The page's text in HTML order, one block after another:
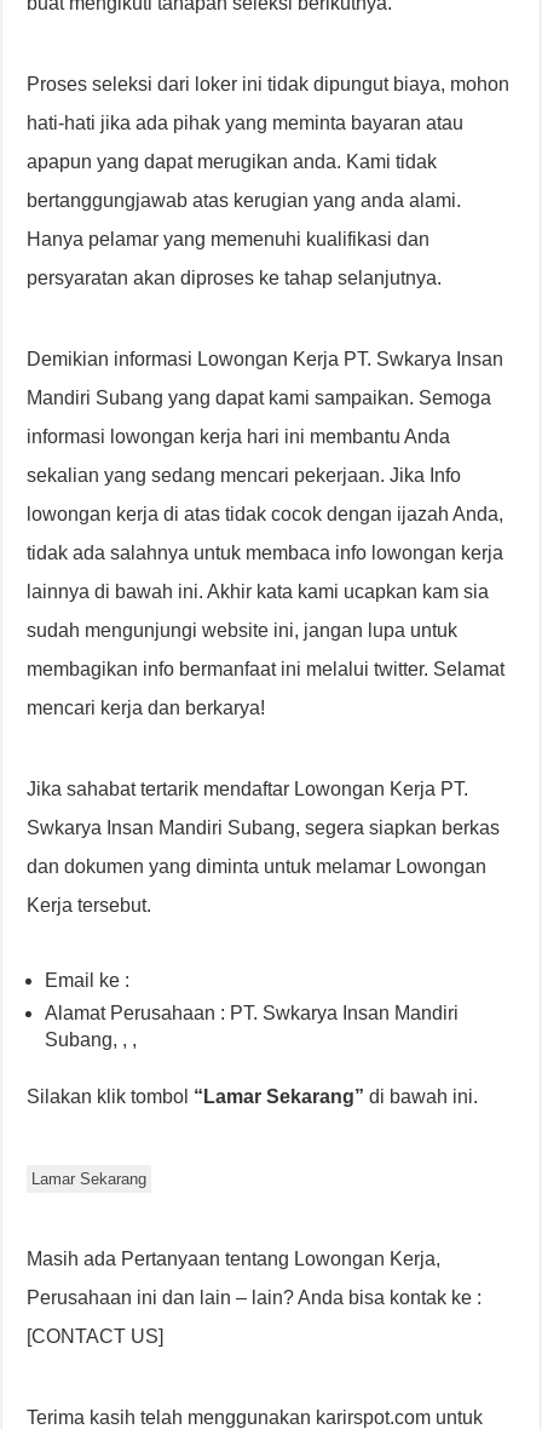
Proses seleksi dari loker ini tidak dipungut biaya, mohon
hati-hati jika ada pihak yang meminta bayaran atau
apapun yang dapat merugikan anda. Kami tidak
bertanggungjawab atas kerugian yang anda alami.
Hanya pelamar yang memenuhi kualifikasi dan
persyaratan akan diproses ke tahap selanjutnya.
Demikian informasi Lowongan Kerja PT. Swkarya Insan
Mandiri Subang yang dapat kami sampaikan. Semoga
informasi lowongan kerja hari ini membantu Anda
sekalian yang sedang mencari pekerjaan. Jika Info
lowongan kerja di atas tidak cocok dengan ijazah Anda,
tidak ada salahnya untuk membaca info lowongan kerja
lainnya di bawah ini. Akhir kata kami ucapkan kam sia
sudah mengunjungi website ini, jangan lupa untuk
membagikan info bermanfaat ini melalui twitter. Selamat
mencari kerja dan berkarya!
Jika sahabat tertarik mendaftar Lowongan Kerja PT.
Swkarya Insan Mandiri Subang, segera siapkan berkas
dan dokumen yang diminta untuk melamar Lowongan
Kerja tersebut.
Email ke :
Alamat Perusahaan : PT. Swkarya Insan Mandiri
Subang, , ,
Silakan klik tombol “Lamar Sekarang” di bawah ini.
Lamar Sekarang
Masih ada Pertanyaan tentang Lowongan Kerja,
Perusahaan ini dan lain – lain? Anda bisa kontak ke :
[CONTACT US]
Terima kasih telah menggunakan karirspot.com untuk